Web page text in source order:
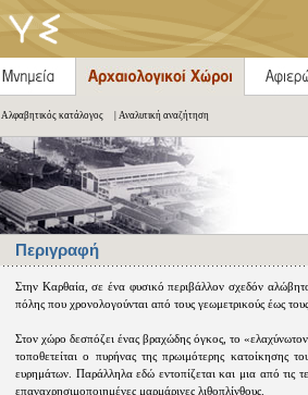
| Αλφαβητικός κατάλογος | Αναλυτική αναζήτηση
Περιγραφή
Στην Καρθαία, σε ένα φυσικό περιβάλλον σχεδόν
πόλης που χρονολογούνται από τους γεωμετρικούς έως
Στον χώρο δεσπόζει ένας βραχώδης όγκος, το
τοποθετείται ο πυρήνας της πρωιμότερης κατοίκησης
ευρημάτων. Παράλληλα εδώ εντοπίζεται και μια από τις
επαναχρησιμοποιημένες μαρμάρινες λιθοπλίνθους.